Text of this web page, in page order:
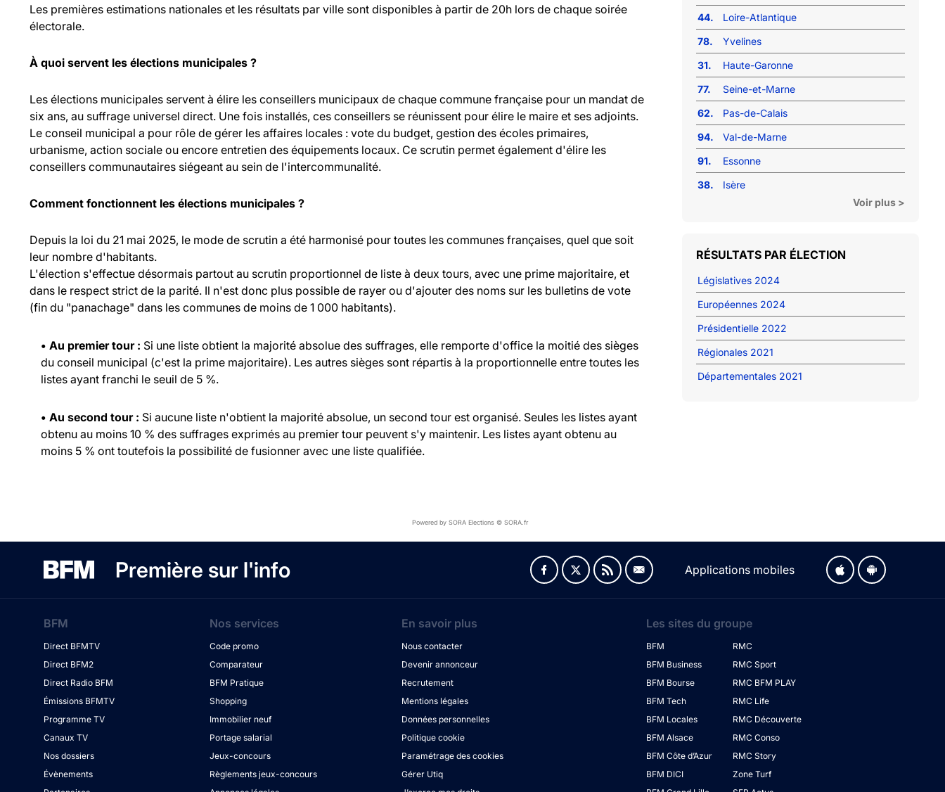
Les premières estimations nationales et les résultats par ville sont disponibles à partir de 20h lors de chaque soirée
électorale.
À quoi servent les élections municipales ?
Les élections municipales servent à élire les conseillers municipaux de chaque commune française pour un mandat de
six ans, au suffrage universel direct. Une fois installés, ces conseillers se réunissent pour élire le maire et ses adjoints.
Le conseil municipal a pour rôle de gérer les affaires locales : vote du budget, gestion des écoles primaires,
urbanisme, action sociale ou encore entretien des équipements locaux. Ce scrutin permet également d'élire les
conseillers communautaires siégeant au sein de l'intercommunalité.
Comment fonctionnent les élections municipales ?
Depuis la loi du 21 mai 2025, le mode de scrutin a été harmonisé pour toutes les communes françaises, quel que soit
leur nombre d'habitants.
L'élection s'effectue désormais partout au scrutin proportionnel de liste à deux tours, avec une prime majoritaire, et
dans le respect strict de la parité. Il n'est donc plus possible de rayer ou d'ajouter des noms sur les bulletins de vote
(fin du "panachage" dans les communes de moins de 1 000 habitants).
• Au premier tour : Si une liste obtient la majorité absolue des suffrages, elle remporte d'office la moitié des sièges
du conseil municipal (c'est la prime majoritaire). Les autres sièges sont répartis à la proportionnelle entre toutes les
listes ayant franchi le seuil de 5 %.
• Au second tour : Si aucune liste n'obtient la majorité absolue, un second tour est organisé. Seules les listes ayant
obtenu au moins 10 % des suffrages exprimés au premier tour peuvent s'y maintenir. Les listes ayant obtenu au
moins 5 % ont toutefois la possibilité de fusionner avec une liste qualifiée.
44.
Loire-Atlantique
78.
Yvelines
31.
Haute-Garonne
77.
Seine-et-Marne
62.
Pas-de-Calais
94.
Val-de-Marne
91.
Essonne
38.
Isère
Voir plus >
RÉSULTATS PAR ÉLECTION
Législatives 2024
Européennes 2024
Présidentielle 2022
Régionales 2021
Départementales 2021
Powered by SORA Elections © SORA.fr
Première sur l'info Applications mobiles
BFM
Direct BFMTV
Direct BFM2
Direct Radio BFM
Émissions BFMTV
Programme TV
Canaux TV
Nos dossiers
Évènements
Nos services
Code promo
Comparateur
BFM Pratique
Shopping
Immobilier neuf
Portage salarial
Jeux-concours
Règlements jeux-concours
En savoir plus
Nous contacter
Devenir annonceur
Recrutement
Mentions légales
Données personnelles
Politique cookie
Paramétrage des cookies
Gérer Utiq
Les sites du groupe
BFM
BFM Business
BFM Bourse
BFM Tech
BFM Locales
BFM Alsace
BFM Côte d’Azur
BFM DICI
RMC
RMC Sport
RMC BFM PLAY
RMC Life
RMC Découverte
RMC Conso
RMC Story
Zone Turf